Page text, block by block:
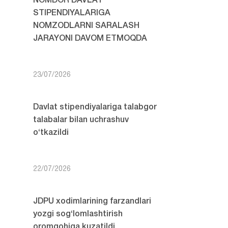
STIPENDIYALARIGA
NOMZODLARNI SARALASH
JARAYONI DAVOM ETMOQDA
23/07/2026
Davlat stipendiyalariga talabgor
talabalar bilan uchrashuv
o‘tkazildi
22/07/2026
JDPU xodimlarining farzandlari
yozgi sog‘lomlashtirish